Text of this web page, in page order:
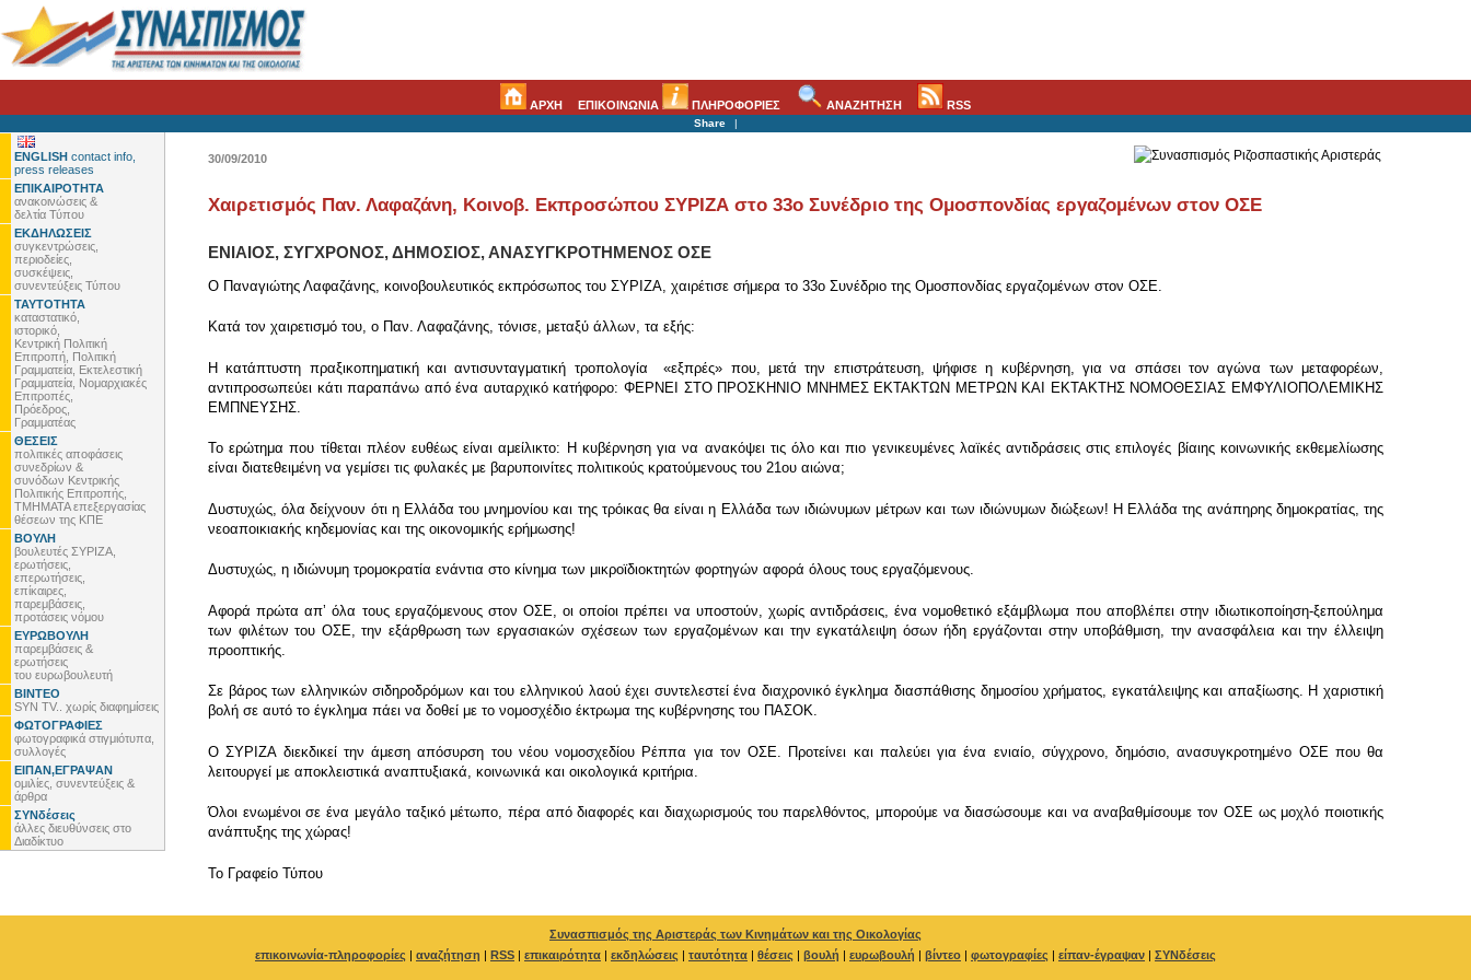
ΑΡΧΗ ΕΠΙΚΟΙΝΩΝΙΑ ΠΛΗΡΟΦΟΡΙΕΣ ΑΝΑΖΗΤΗΣΗ RSS
Share |
ENGLISH contact info,
press releases
ΕΠΙΚΑΙΡΟΤΗΤΑ
ανακοινώσεις &
δελτία Τύπου
ΕΚΔΗΛΩΣΕΙΣ
συγκεντρώσεις,
περιοδείες,
συσκέψεις,
συνεντεύξεις Τύπου
ΤΑΥΤΟΤΗΤΑ
καταστατικό,
ιστορικό,
Κεντρική Πολιτική
Επιτροπή, Πολιτική
Γραμματεία, Εκτελεστική
Γραμματεία, Νομαρχιακές
Επιτροπές,
Πρόεδρος,
Γραμματέας
ΘΕΣΕΙΣ
πολιτικές αποφάσεις
συνεδρίων &
συνόδων Κεντρικής
Πολιτικής Επιτροπής,
ΤΜΗΜΑΤΑ επεξεργασίας
θέσεων της ΚΠΕ
ΒΟΥΛΗ
βουλευτές ΣΥΡΙΖΑ,
ερωτήσεις,
επερωτήσεις,
επίκαιρες,
παρεμβάσεις,
προτάσεις νόμου
ΕΥΡΩΒΟΥΛΗ
παρεμβάσεις &
ερωτήσεις
του ευρωβουλευτή
ΒΙΝΤΕΟ
SYN TV.. χωρίς διαφημίσεις
ΦΩΤΟΓΡΑΦΙΕΣ
φωτογραφικά στιγμιότυπα,
συλλογές
ΕΙΠΑΝ,ΕΓΡΑΨΑΝ
ομιλίες, συνεντεύξεις &
άρθρα
ΣΥΝδέσεις
άλλες διευθύνσεις στο
Διαδίκτυο
30/09/2010
Χαιρετισμός Παν. Λαφαζάνη, Κοινοβ. Εκπροσώπου ΣΥΡΙΖΑ στο 33ο Συνέδριο της Ομοσπονδίας εργαζομένων στον ΟΣΕ
ΕΝΙΑΙΟΣ, ΣΥΓΧΡΟΝΟΣ, ΔΗΜΟΣΙΟΣ, ΑΝΑΣΥΓΚΡΟΤΗΜΕΝΟΣ ΟΣΕ
Ο Παναγιώτης Λαφαζάνης, κοινοβουλευτικός εκπρόσωπος του ΣΥΡΙΖΑ, χαιρέτισε σήμερα το 33ο Συνέδριο της Ομοσπονδίας εργαζομένων στον ΟΣΕ.
Κατά τον χαιρετισμό του, ο Παν. Λαφαζάνης, τόνισε, μεταξύ άλλων, τα εξής:
Η κατάπτυστη πραξικοπηματική και αντισυνταγματική τροπολογία «εξπρές» που, μετά την επιστράτευση, ψήφισε η κυβέρνηση, για να σπάσει τον αγώνα των μεταφορέων,
αντιπροσωπεύει κάτι παραπάνω από ένα αυταρχικό κατήφορο: ΦΕΡΝΕΙ ΣΤΟ ΠΡΟΣΚΗΝΙΟ ΜΝΗΜΕΣ ΕΚΤΑΚΤΩΝ ΜΕΤΡΩΝ ΚΑΙ ΕΚΤΑΚΤΗΣ ΝΟΜΟΘΕΣΙΑΣ ΕΜΦΥΛΙΟΠΟΛΕΜΙΚΗΣ
ΕΜΠΝΕΥΣΗΣ.
Το ερώτημα που τίθεται πλέον ευθέως είναι αμείλικτο: Η κυβέρνηση για να ανακόψει τις όλο και πιο γενικευμένες λαϊκές αντιδράσεις στις επιλογές βίαιης κοινωνικής εκθεμελίωσης
είναι διατεθειμένη να γεμίσει τις φυλακές με βαρυποινίτες πολιτικούς κρατούμενους του 21ου αιώνα;
Δυστυχώς, όλα δείχνουν ότι η Ελλάδα του μνημονίου και της τρόικας θα είναι η Ελλάδα των ιδιώνυμων μέτρων και των ιδιώνυμων διώξεων! Η Ελλάδα της ανάπηρης δημοκρατίας, της
νεοαποικιακής κηδεμονίας και της οικονομικής ερήμωσης!
Δυστυχώς, η ιδιώνυμη τρομοκρατία ενάντια στο κίνημα των μικροϊδιοκτητών φορτηγών αφορά όλους τους εργαζόμενους.
Αφορά πρώτα απʼ όλα τους εργαζόμενους στον ΟΣΕ, οι οποίοι πρέπει να υποστούν, χωρίς αντιδράσεις, ένα νομοθετικό εξάμβλωμα που αποβλέπει στην ιδιωτικοποίηση-ξεπούλημα
των φιλέτων του ΟΣΕ, την εξάρθρωση των εργασιακών σχέσεων των εργαζομένων και την εγκατάλειψη όσων ήδη εργάζονται στην υποβάθμιση, την ανασφάλεια και την έλλειψη
προοπτικής.
Σε βάρος των ελληνικών σιδηροδρόμων και του ελληνικού λαού έχει συντελεστεί ένα διαχρονικό έγκλημα διασπάθισης δημοσίου χρήματος, εγκατάλειψης και απαξίωσης. Η χαριστική
βολή σε αυτό το έγκλημα πάει να δοθεί με το νομοσχέδιο έκτρωμα της κυβέρνησης του ΠΑΣΟΚ.
Ο ΣΥΡΙΖΑ διεκδικεί την άμεση απόσυρση του νέου νομοσχεδίου Ρέππα για τον ΟΣΕ. Προτείνει και παλεύει για ένα ενιαίο, σύγχρονο, δημόσιο, ανασυγκροτημένο ΟΣΕ που θα
λειτουργεί με αποκλειστικά αναπτυξιακά, κοινωνικά και οικολογικά κριτήρια.
Όλοι ενωμένοι σε ένα μεγάλο ταξικό μέτωπο, πέρα από διαφορές και διαχωρισμούς του παρελθόντος, μπορούμε να διασώσουμε και να αναβαθμίσουμε τον ΟΣΕ ως μοχλό ποιοτικής
ανάπτυξης της χώρας!
To Γραφείο Τύπου
Συνασπισμός της Αριστεράς των Κινημάτων και της Οικολογίας
επικοινωνία-πληροφορίες | αναζήτηση | RSS | επικαιρότητα | εκδηλώσεις | ταυτότητα | θέσεις | βουλή | ευρωβουλή | βίντεο | φωτογραφίες | είπαν-έγραψαν | ΣΥΝδέσεις